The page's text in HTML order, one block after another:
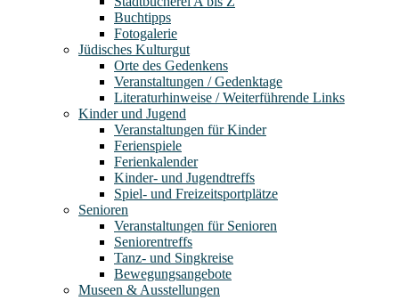
Buchtipps
Fotogalerie
Jüdisches Kulturgut
Orte des Gedenkens
Veranstaltungen / Gedenktage
Literaturhinweise / Weiterführende Links
Kinder und Jugend
Veranstaltungen für Kinder
Ferienspiele
Ferienkalender
Kinder- und Jugendtreffs
Spiel- und Freizeitsportplätze
Senioren
Veranstaltungen für Senioren
Seniorentreffs
Tanz- und Singkreise
Bewegungsangebote
Museen & Ausstellungen